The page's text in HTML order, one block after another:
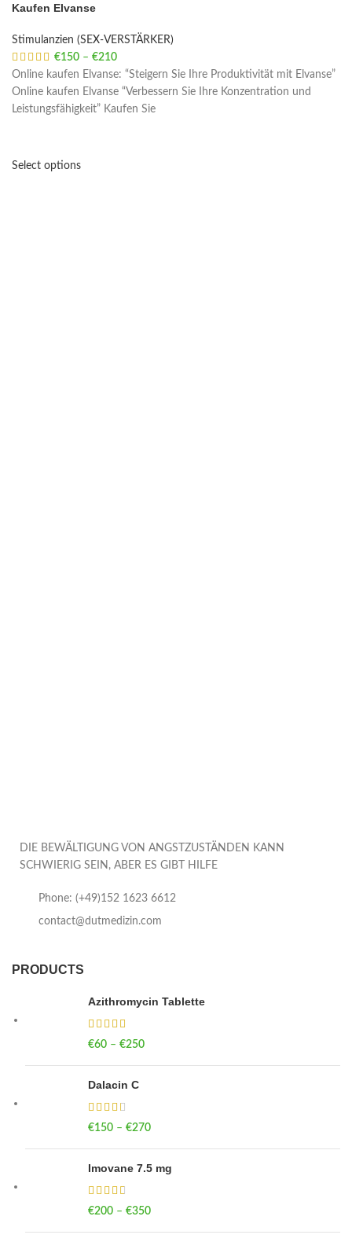
Kaufen Elvanse
Stimulanzien (SEX-VERSTÄRKER)
€150 – €210
Online kaufen Elvanse: “Steigern Sie Ihre Produktivität mit Elvanse”
Online kaufen Elvanse “Verbessern Sie Ihre Konzentration und
Leistungsfähigkeit” Kaufen Sie
Select options
DIE BEWÄLTIGUNG VON ANGSTZUSTÄNDEN KANN
SCHWIERIG SEIN, ABER ES GIBT HILFE
Phone: (+49)152 1623 6612
contact@dutmedizin.com
PRODUCTS
Azithromycin Tablette
€60 – €250
Dalacin C
€150 – €270
Imovane 7.5 mg
€200 – €350